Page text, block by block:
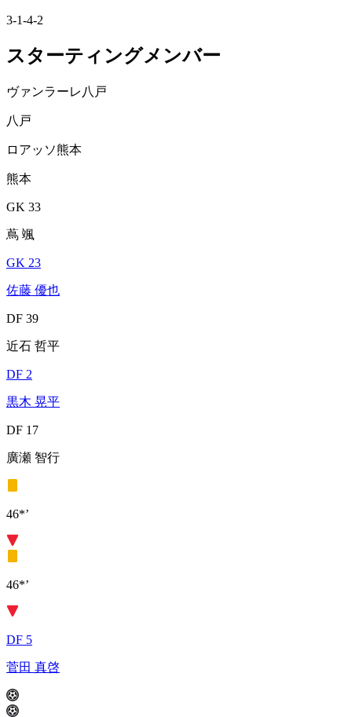
3-1-4-2
スターティングメンバー
ヴァンラーレ八戸
八戸
ロアッソ熊本
熊本
GK 33
蔦 颯
GK 23
佐藤 優也
DF 39
近石 哲平
DF 2
黒木 晃平
DF 17
廣瀬 智行
46*’
46*’
DF 5
菅田 真啓